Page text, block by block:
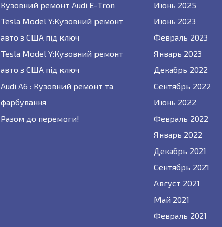
Кузовний ремонт Audi E-Tron
Tesla Model Y:Кузовний ремонт
авто з США під ключ
Tesla Model Y:Кузовний ремонт
авто з США під ключ
Audi A6 : Кузовний ремонт та
фарбування
Разом до перемоги!
Июнь 2025
Июнь 2023
Февраль 2023
Январь 2023
Декабрь 2022
Сентябрь 2022
Июнь 2022
Февраль 2022
Январь 2022
Декабрь 2021
Сентябрь 2021
Август 2021
Май 2021
Февраль 2021